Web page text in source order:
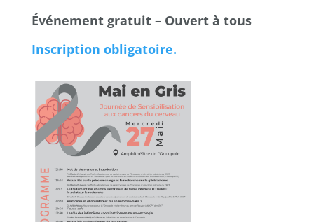
Événement gratuit – Ouvert à tous
Inscription obligatoire.